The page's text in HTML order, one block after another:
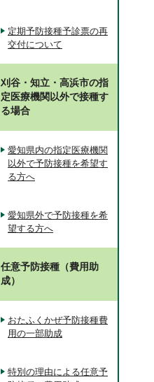
定期予防接種予診票の再
交付について
刈谷・知立・高浜市の指
定医療機関以外で接種す
る場合
愛知県内の指定医療機関
以外で予防接種を希望す
る方へ
愛知県外で予防接種を希
望する方へ
任意予防接種（費用助
成）
おたふくかぜ予防接種費
用の一部助成
特別の理由による任意予